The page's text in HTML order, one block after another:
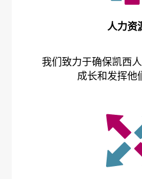
人力资
我们致力于确保凯西
成长和发挥他